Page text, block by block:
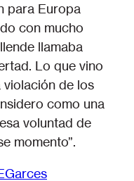
para Europa
con mucho
llamaba
Lo que vino
de los
como una
voluntad de
momento”.